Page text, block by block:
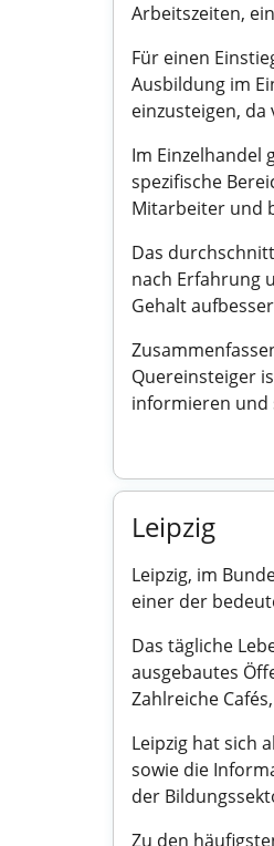
Arbeitszeiten,
Für einen
Ausbildung im
einzusteigen,
Im Einzelhandel
spezifische
Mitarbeiter und
Das
nach Erfahrung
Gehalt
Quereinsteiger
informieren und
Leipzig
Leipzig, im
einer der
Das tägliche
ausgebautes
Zahlreiche
Leipzig hat sich
sowie die
der
Zu den